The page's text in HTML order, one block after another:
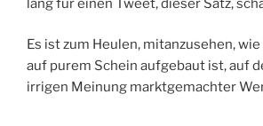
lang für einen Tweet, dieser Satz,
Es ist zum Heulen, mitanzusehen,
auf purem Schein aufgebaut ist, auf
irrigen Meinung marktgemachter